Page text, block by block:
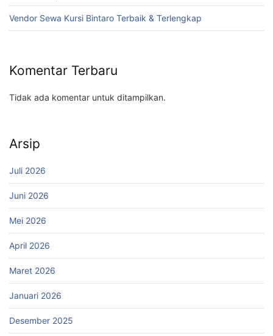
Vendor Sewa Kursi Bintaro Terbaik & Terlengkap
Komentar Terbaru
Tidak ada komentar untuk ditampilkan.
Arsip
Juli 2026
Juni 2026
Mei 2026
April 2026
Maret 2026
Januari 2026
Desember 2025